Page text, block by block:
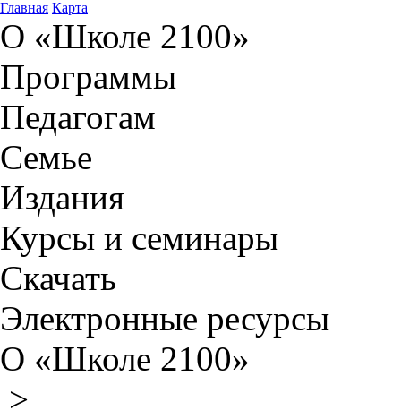
Главная Карта
О «Школе 2100»
Программы
Педагогам
Семье
Издания
Курсы и семинары
Скачать
Электронные ресурсы
О «Школе 2100»
>